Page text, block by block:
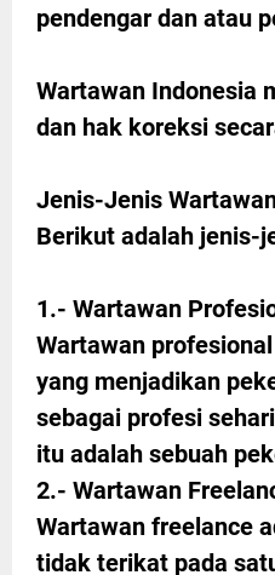
pendengar dan atau
Wartawan Indonesia
dan hak koreksi
Jenis-Jenis
Berikut adalah jenis-
1.- Wartawan
Wartawan
yang menjadikan
sebagai profesi
itu adalah sebuah
2.- Wartawan
Wartawan freelance
tidak terikat pada